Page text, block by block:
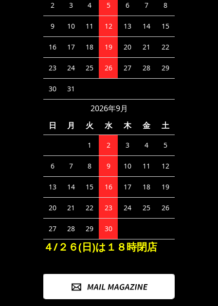
2 3 4 5 6 7 8
9 10 11 12 13 14 15
16 17 18 19 20 21 22
23 24 25 26 27 28 29
30 31
2026年9月
日
月 火 水 木 金 土
1 2 3 4 5
6 7 8 9 10 11 12
13 14 15 16 17 18 19
20 21 22 23 24 25 26
27 28 29 30
４/２６(日)は１８時閉店